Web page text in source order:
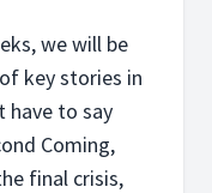
we will be
key stories in
have to say
Coming,
final crisis,